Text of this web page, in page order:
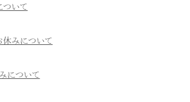
ついて
休みについて
について